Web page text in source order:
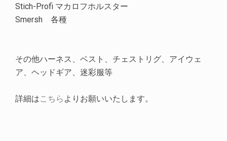
Stich-Profi マカロフホルスター
Smersh 各種
その他ハーネス、ベスト、チェストリグ、アイウェ
ア、ヘッドギア、迷彩服等
詳細はこちら よりお願いいたします。